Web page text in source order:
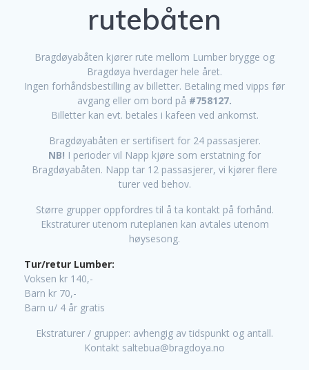
rutebåten
Bragdøyabåten kjører rute mellom Lumber brygge og
Bragdøya hverdager hele året.
Ingen forhåndsbestilling av billetter. Betaling med vipps før
avgang eller om bord på #758127.
Billetter kan evt. betales i kafeen ved ankomst.
Bragdøyabåten er sertifisert for 24 passasjerer.
NB! I perioder vil Napp kjøre som erstatning for
Bragdøyabåten. Napp tar 12 passasjerer, vi kjører flere
turer ved behov.
Større grupper oppfordres til å ta kontakt på forhånd.
Ekstraturer utenom ruteplanen kan avtales utenom
høysesong.
Tur/retur Lumber:
Voksen kr 140,-
Barn kr 70,-
Barn u/ 4 år gratis
Ekstraturer / grupper: avhengig av tidspunkt og antall.
Kontakt saltebua@bragdoya.no